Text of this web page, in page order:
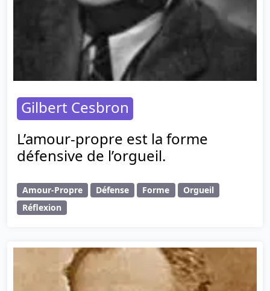
Gilbert Cesbron
L’amour-propre est la forme
défensive de l’orgueil.
Amour-Propre Défense Forme
Orgueil
Réflexion